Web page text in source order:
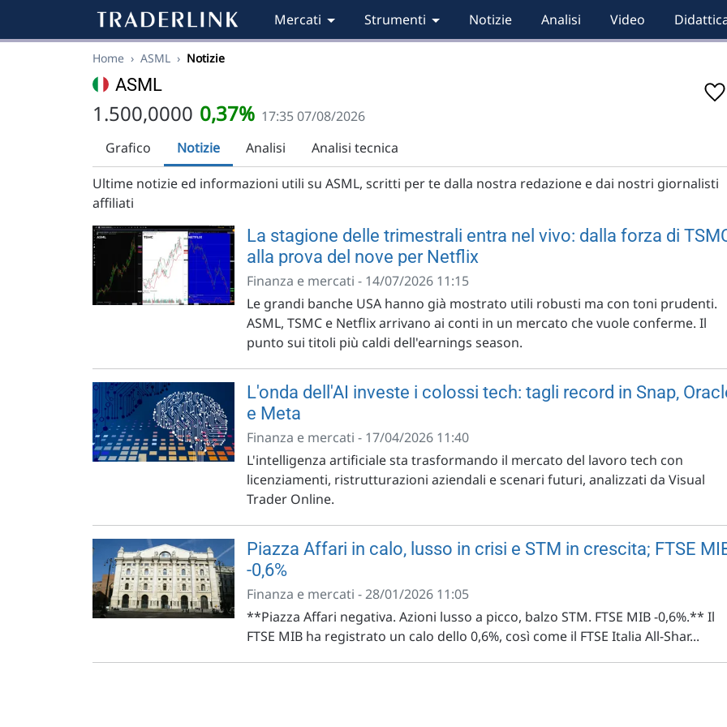
Mercati Strumenti Notizie Analisi Video
Home › ASML › Notizie
ASML
1.500,0000 0,37% 17:35 07/08/2026
Grafico
Notizie Analisi
Analisi tecnica
Ultime notizie ed informazioni utili su ASML, scritti per te dalla nostra redazione e dai nostri giornalisti
affiliati
La stagione delle trimestrali entra nel vivo: dalla forza di
alla prova del nove per Netflix
Finanza e mercati - 14/07/2026 11:15
Le grandi banche USA hanno già mostrato utili robusti ma con toni prudenti.
ASML, TSMC e Netflix arrivano ai conti in un mercato che vuole conferme. Il
punto sui titoli più caldi dell'earnings season.
L'onda dell'AI investe i colossi tech: tagli record in Snap,
e Meta
Finanza e mercati - 17/04/2026 11:40
L'intelligenza artificiale sta trasformando il mercato del lavoro tech con
licenziamenti, ristrutturazioni aziendali e scenari futuri, analizzati da Visual
Trader Online.
Piazza Affari in calo, lusso in crisi e STM in crescita; FTSE
-0,6%
Finanza e mercati - 28/01/2026 11:05
**Piazza Affari negativa. Azioni lusso a picco, balzo STM. FTSE MIB -0,6%.** Il
FTSE MIB ha registrato un calo dello 0,6%, così come il FTSE Italia All-Shar...